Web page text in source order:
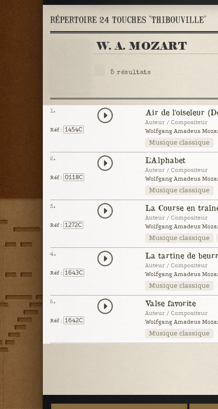
RÉPERTOIRE 24 TOUCHES "THIBOUVILLE"
W. A. MOZART
5 résultats
1.
Réf : 1454C
Air de l'oiseleur
Auteur / Compositeur
Wolfgang Amadeus
Musique classique
2.
Réf : 0118C
L'Alphabet
Auteur / Compositeur
Wolfgang Amadeus
Musique classique
3.
Réf : 1272C
La Course en
Auteur / Compositeur
Wolfgang Amadeus
Musique classique
4.
Réf : 1643C
La tartine de
Auteur / Compositeur
Wolfgang Amadeus
Musique classique
5.
Réf : 1642C
Valse favorite
Auteur / Compositeur
Wolfgang Amadeus
Musique classique